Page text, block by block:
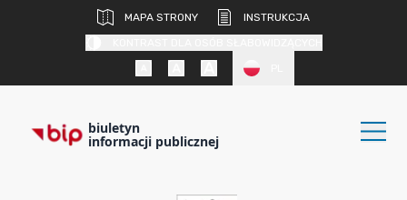
MAPA STRONY
INSTRUKCJA
biuletyn
informacji publicznej